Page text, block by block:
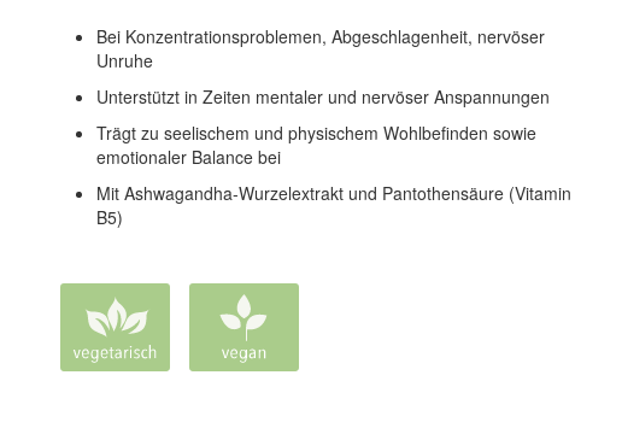
Bei Konzentrationsproblemen, Abgeschlagenheit, nervöser
Unruhe
Unterstützt in Zeiten mentaler und nervöser Anspannungen
Trägt zu seelischem und physischem Wohlbefinden sowie
emotionaler Balance bei
Mit Ashwagandha-Wurzelextrakt und Pantothensäure (Vitamin
B5)